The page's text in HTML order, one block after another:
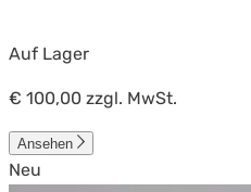
Auf Lager
€ 100,00zzgl. MwSt.
Ansehen
Neu